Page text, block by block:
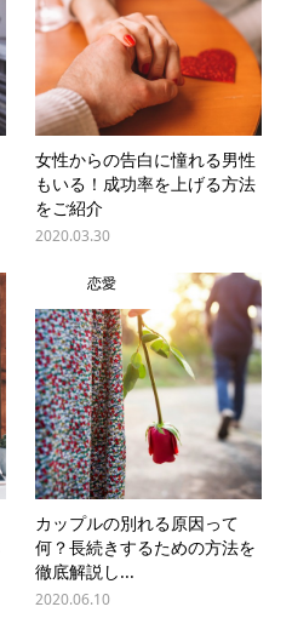
女性からの告白に憧れる男性
もいる！成功率を上げる方法
をご紹介
2020.03.30
恋愛
カップルの別れる原因って
何？長続きするための方法を
徹底解説し...
2020.06.10